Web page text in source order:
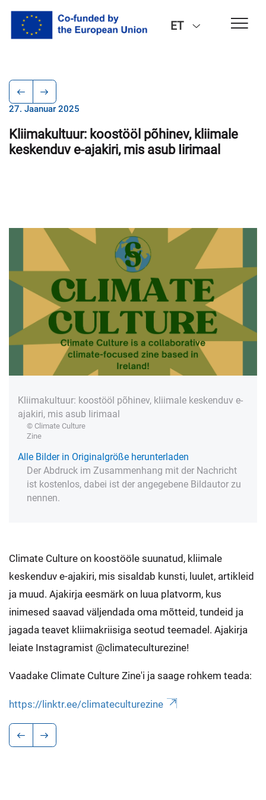
ET
27. Jaanuar 2025
Kliimakultuur: koostööl põhinev, kliimale
keskenduv e-ajakiri, mis asub Iirimaal
Kliimakultuur: koostööl põhinev, kliimale keskenduv e-
ajakiri, mis asub Iirimaal
© Climate Culture
Zine
Alle Bilder in Originalgröße herunterladen
Der Abdruck im Zusammenhang mit der Nachricht
ist kostenlos, dabei ist der angegebene Bildautor zu
nennen.
Climate Culture on koostööle suunatud, kliimale
keskenduv e-ajakiri, mis sisaldab kunsti, luulet, artikleid
ja muud. Ajakirja eesmärk on luua platvorm, kus
inimesed saavad väljendada oma mõtteid, tundeid ja
jagada teavet kliimakriisiga seotud teemadel. Ajakirja
leiate Instagramist @climateculturezine!
Vaadake Climate Culture Zine'i ja saage rohkem teada:
https://linktr.ee/climateculturezine